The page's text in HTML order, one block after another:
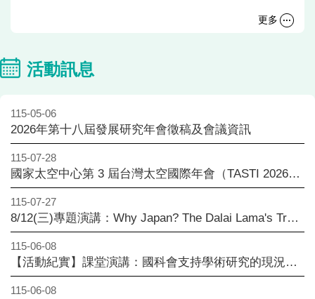
試
專
所
學
會
更多
活動訊息
115-05-06
2026年第十八屆發展研究年會徵稿及會議資訊
115-07-28
國家太空中心第 3 屆台灣太空國際年會（TASTI 2026）研討會(11/8-11/11)
115-07-27
8/12(三)專題演講：Why Japan? The Dalai Lama's Travels and the Limits of Tibetan Diplomacy in Asia
115-06-08
【活動紀實】課堂演講：國科會支持學術研究的現況與願景
115-06-08